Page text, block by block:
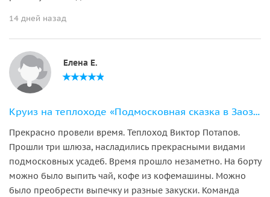
14 дней назад
Елена Е.
Круиз на теплоходе «Подмосковная сказка в Заозерье»
Прекрасно провели время. Теплоход Виктор Потапов.
Прошли три шлюза, насладились прекрасными видами
подмосковных усадеб. Время прошло незаметно. На борту
можно было выпить чай, кофе из кофемашины. Можно
было преобрести выпечку и разные закуски. Команда